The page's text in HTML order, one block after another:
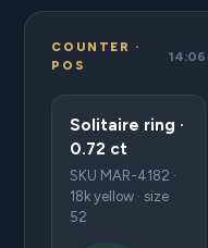
COUNTER ·
POS
14:06
Solitaire ring ·
0.72 ct
SKU MAR-4182 ·
18k yellow · size
52